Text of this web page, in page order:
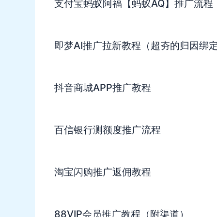
支付宝蚂蚁阿福【蚂蚁AQ】推广流程
即梦AI推广拉新教程（超夯的归因绑
抖音商城APP推广教程
百信银行测额度推广流程
淘宝闪购推广返佣教程
88VIP会员推广教程（附渠道）